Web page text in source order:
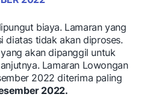
biaya. Lamaran yang
diatas tidak akan diproses.
akan dipanggil untuk
Lamaran Lowongan
2022 diterima paling
2022.